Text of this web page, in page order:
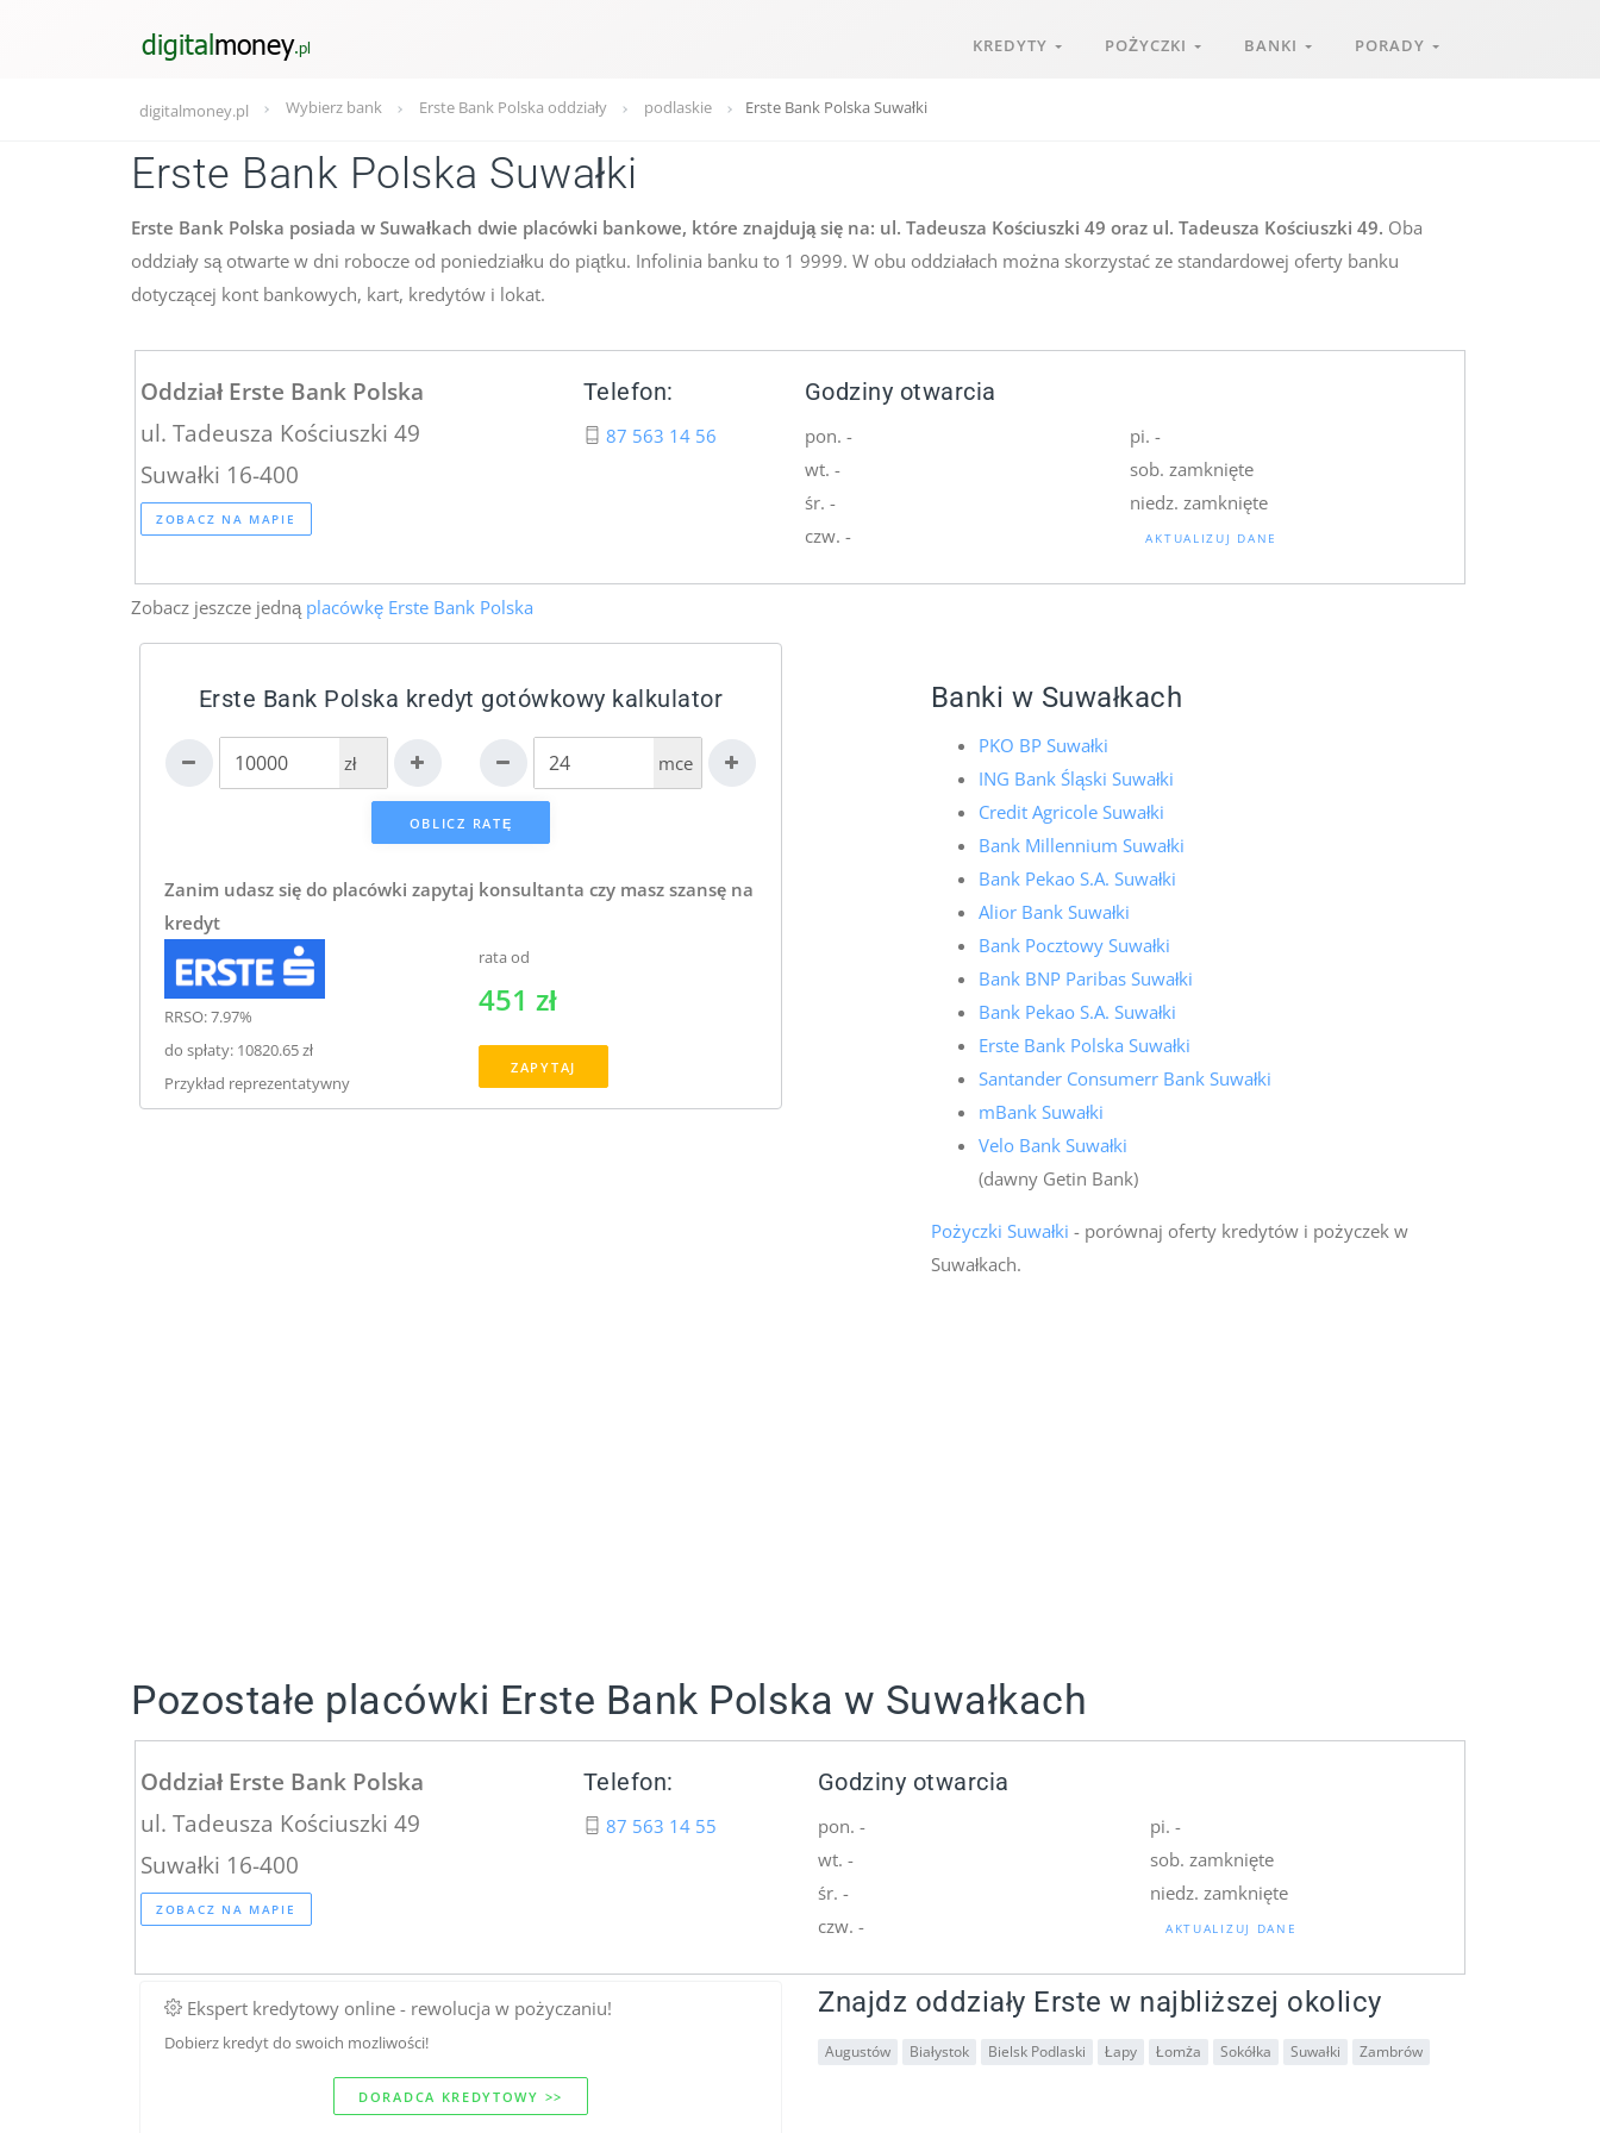
KREDYTY POŻYCZKI BANKI PORADY
digitalmoney.pl Wybierz bank Erste Bank Polska oddziały podlaskie Erste Bank Polska Suwałki
Erste Bank Polska Suwałki
Erste Bank Polska posiada w Suwałkach dwie placówki bankowe, które znajdują się na: ul. Tadeusza Kościuszki 49 oraz ul. Tadeusza Kościuszki 49. Oba
oddziały są otwarte w dni robocze od poniedziałku do piątku. Infolinia banku to 1 9999. W obu oddziałach można skorzystać ze standardowej oferty banku
dotyczącej kont bankowych, kart, kredytów i lokat.
Oddział Erste Bank Polska
ul. Tadeusza Kościuszki 49
Suwałki 16-400
ZOBACZ NA MAPIE
Telefon:
87 563 14 56
Godziny otwarcia
pon. -
wt. -
śr. -
czw. -
pi. -
sob. zamknięte
niedz. zamknięte
AKTUALIZUJ DANE
Zobacz jeszcze jedną placówkę Erste Bank Polska
Erste Bank Polska kredyt gotówkowy kalkulator
zł mce
Zanim udasz się do placówki zapytaj konsultanta czy masz szansę na
kredyt
RRSO: 7.97%
do spłaty: 10820.65 zł
Przykład reprezentatywny
rata od
451 zł
ZAPYTAJ
Banki w Suwałkach
PKO BP Suwałki
ING Bank Śląski Suwałki
Credit Agricole Suwałki
Bank Millennium Suwałki
Bank Pekao S.A. Suwałki
Alior Bank Suwałki
Bank Pocztowy Suwałki
Bank BNP Paribas Suwałki
Bank Pekao S.A. Suwałki
Erste Bank Polska Suwałki
Santander Consumerr Bank Suwałki
mBank Suwałki
Velo Bank Suwałki
(dawny Getin Bank)
Pożyczki Suwałki - porównaj oferty kredytów i pożyczek w
Suwałkach.
Pozostałe placówki Erste Bank Polska w Suwałkach
Oddział Erste Bank Polska
ul. Tadeusza Kościuszki 49
Suwałki 16-400
ZOBACZ NA MAPIE
Telefon:
87 563 14 55
Godziny otwarcia
pon. -
wt. -
śr. -
czw. -
pi. -
sob. zamknięte
niedz. zamknięte
AKTUALIZUJ DANE
Ekspert kredytowy online - rewolucja w pożyczaniu!
Dobierz kredyt do swoich mozliwości!
DORADCA KREDYTOWY >>
Znajdz oddziały Erste w najbliższej okolicy
Augustów Białystok Bielsk Podlaski Łapy Łomża Sokółka Suwałki Zambrów